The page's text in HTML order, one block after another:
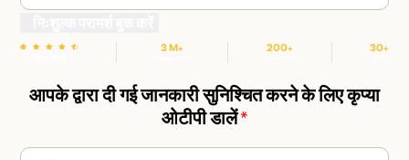
3 M+ 200+ 30+
आपके द्वारा दी गई जानकारी सुनिश्चित करने के लिए कृप्या
ओटीपी डालें*